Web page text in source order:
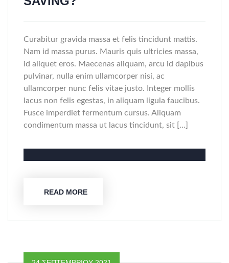
Curabitur gravida massa et felis tincidunt mattis.
Nam id massa purus. Mauris quis ultricies massa,
id aliquet eros. Maecenas aliquam, arcu id dapibus
pulvinar, nulla enim ullamcorper nisi, ac
ullamcorper nunc felis vitae justo. Integer mollis
lacus non felis egestas, in aliquam ligula faucibus.
Fusce imperdiet fermentum cursus. Aliquam
condimentum massa ut lacus tincidunt, sit […]
READ MORE